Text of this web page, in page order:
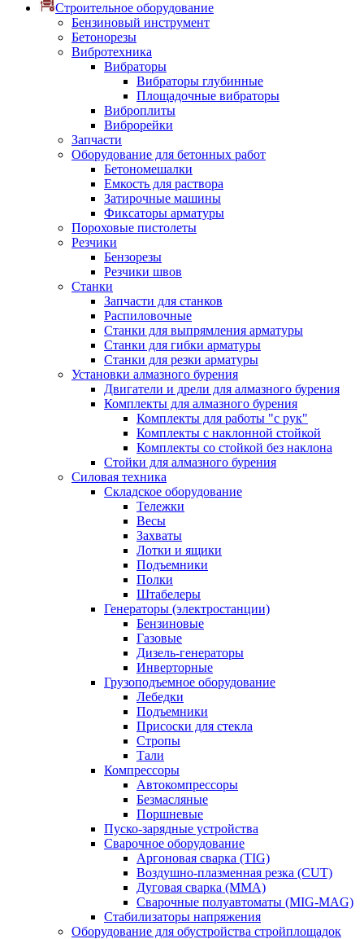
Строительное оборудование
Бензиновый инструмент
Бетонорезы
Вибротехника
Вибраторы
Вибраторы глубинные
Площадочные вибраторы
Виброплиты
Виброрейки
Запчасти
Оборудование для бетонных работ
Бетономешалки
Емкость для раствора
Затирочные машины
Фиксаторы арматуры
Пороховые пистолеты
Резчики
Бензорезы
Резчики швов
Станки
Запчасти для станков
Распиловочные
Станки для выпрямления арматуры
Станки для гибки арматуры
Станки для резки арматуры
Установки алмазного бурения
Двигатели и дрели для алмазного бурения
Комплекты для алмазного бурения
Комплекты для работы "с рук"
Комплекты с наклонной стойкой
Комплекты со стойкой без наклона
Стойки для алмазного бурения
Силовая техника
Складское оборудование
Тележки
Весы
Захваты
Лотки и ящики
Подъемники
Полки
Штабелеры
Генераторы (электростанции)
Бензиновые
Газовые
Дизель-генераторы
Инверторные
Грузоподъемное оборудование
Лебедки
Подъемники
Присоски для стекла
Стропы
Тали
Компрессоры
Автокомпрессоры
Безмасляные
Поршневые
Пуско-зарядные устройства
Сварочное оборудование
Аргоновая сварка (TIG)
Воздушно-плазменная резка (CUT)
Дуговая сварка (ММА)
Сварочные полуавтоматы (MIG-MAG)
Стабилизаторы напряжения
Оборудование для обустройства стройплощадок